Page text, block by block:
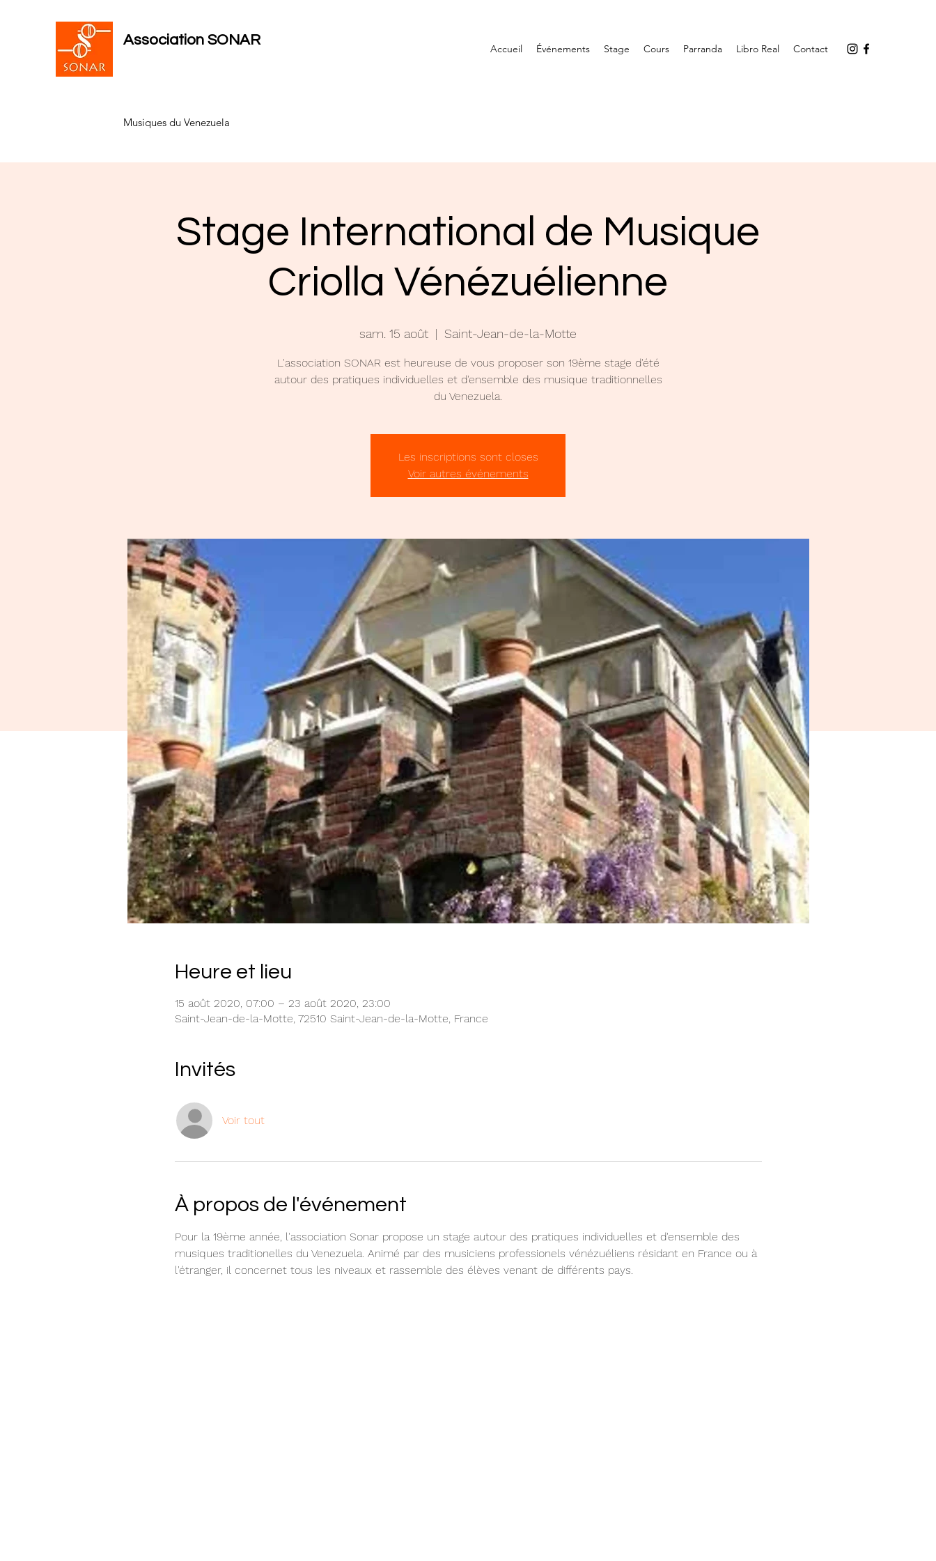
Association SONAR
Musiques du Venezuela
Accueil Événements Stage Cours Parranda Libro Real Contact
Stage International de Musique
Criolla Vénézuélienne
sam. 15 août
  |
Saint-Jean-de-la-Motte
L'association SONAR est heureuse de vous proposer son 19ème stage d'été
autour des pratiques individuelles et d'ensemble des musique traditionnelles
du Venezuela.
Les inscriptions sont closes
Voir autres événements
Heure et lieu
15 août 2020, 07:00 – 23 août 2020, 23:00
Saint-Jean-de-la-Motte, 72510 Saint-Jean-de-la-Motte, France
Invités
Voir tout
À propos de l'événement
Pour la 19ème année, l'association Sonar propose un stage autour des pratiques individuelles et d'ensemble des
musiques traditionelles du Venezuela. Animé par des musiciens professionels vénézuéliens résidant en France ou à
l'étranger, il concernet tous les niveaux et rassemble des élèves venant de différents pays.